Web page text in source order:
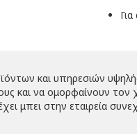
και υπηρεσιών
και να ομορφαίνουν τον
μπει στην εταιρεία